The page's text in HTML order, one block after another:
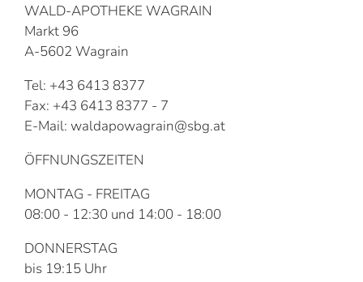
WALD-APOTHEKE WAGRAIN
Markt 96
A-5602 Wagrain
Tel: +43 6413 8377
Fax: +43 6413 8377 - 7
E-Mail: waldapowagrain@sbg.at
ÖFFNUNGSZEITEN
MONTAG - FREITAG
08:00 - 12:30 und 14:00 - 18:00
DONNERSTAG
bis 19:15 Uhr